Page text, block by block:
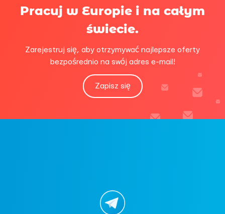
Pracuj w Europie i na całym
świecie.
Zarejestruj się, aby otrzymywać najlepsze oferty
bezpośrednio na swój adres e-mail!
Zapisz się